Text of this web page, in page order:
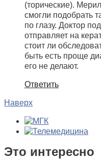
(торические).
смогли подобрать
по глазу. Доктор
отправляет на
стоит ли
быть есть проще
его не делают.
Ответить
Наверх
Это интересно